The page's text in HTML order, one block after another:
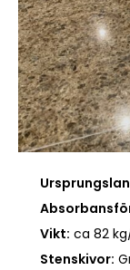
Vikt: ca 82
Stenskivor: